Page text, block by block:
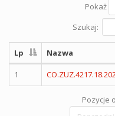
Pokaż
Szukaj:
Lp Nazwa
1
Pozycje